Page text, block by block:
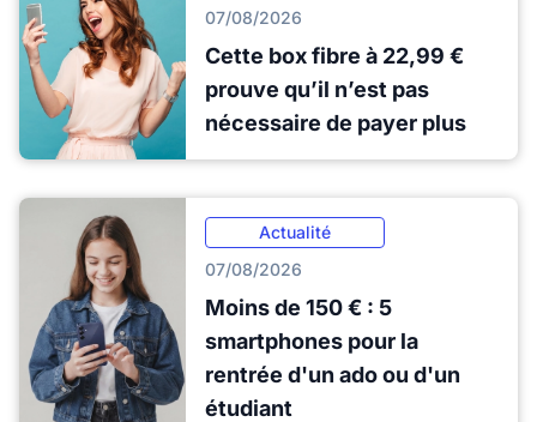
07/08/2026
Cette box fibre à 22,99 €
prouve qu’il n’est pas
nécessaire de payer plus
Actualité
07/08/2026
Moins de 150 € : 5
smartphones pour la
rentrée d'un ado ou d'un
étudiant